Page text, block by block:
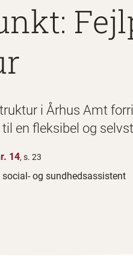
i Århus Amt
en fleksibel og
14, s. 23
social- og sundhedsassistent